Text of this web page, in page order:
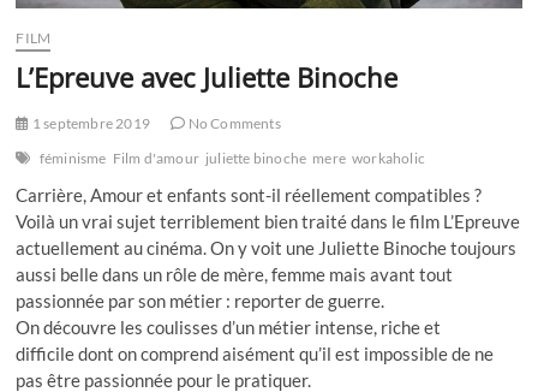
FILM
L’Epreuve avec Juliette Binoche
1 septembre 2019
No Comments
féminisme Film d'amour juliette binoche mere workaholic
Carrière, Amour et enfants sont-il réellement compatibles ?
Voilà un vrai sujet terriblement bien traité dans le film L’Epreuve
actuellement au cinéma. On y voit une Juliette Binoche toujours
aussi belle dans un rôle de mère, femme mais avant tout
passionnée par son métier : reporter de guerre.
On découvre les coulisses d’un métier intense, riche et
difficile dont on comprend aisément qu’il est impossible de ne
pas être passionnée pour le pratiquer.